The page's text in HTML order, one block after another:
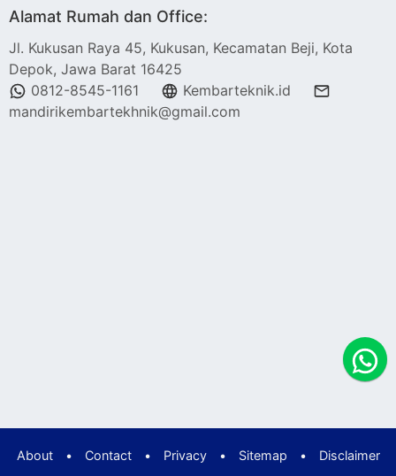
Alamat Rumah dan Office:
Jl. Kukusan Raya 45, Kukusan, Kecamatan Beji, Kota
Depok, Jawa Barat 16425
0812-8545-1161
Kembarteknik.id
mandirikembartekhnik@gmail.com
About • Contact • Privacy • Sitemap • Disclaimer